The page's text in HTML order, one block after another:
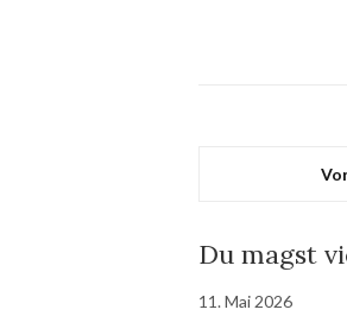
Du magst
11. Mai 2026